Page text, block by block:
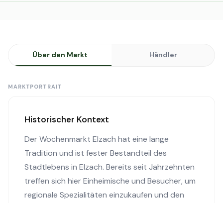
Über den Markt Händler
MARKTPORTRAIT
Historischer Kontext
Der Wochenmarkt Elzach hat eine lange
Tradition und ist fester Bestandteil des
Stadtlebens in Elzach. Bereits seit Jahrzehnten
treffen sich hier Einheimische und Besucher, um
regionale Spezialitäten einzukaufen und den